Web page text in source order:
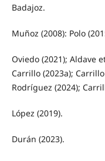
Badajoz.
Muñoz (2008): Polo
Oviedo (2021); Aldave
Carrillo (2023a);
Rodríguez (2024);
López (2019).
Durán (2023).